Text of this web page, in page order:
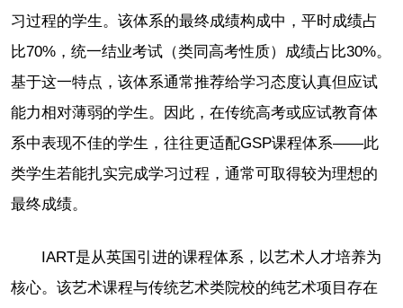
习过程的学生。该体系的最终成绩构成中，平时成绩占
比70%，统一结业考试（类同高考性质）成绩占比30%。
基于这一特点，该体系通常推荐给学习态度认真但应试
能力相对薄弱的学生。因此，在传统高考或应试教育体
系中表现不佳的学生，往往更适配GSP课程体系——此
类学生若能扎实完成学习过程，通常可取得较为理想的
最终成绩。
IART是从英国引进的课程体系，以艺术人才培养为
核心。该艺术课程与传统艺术类院校的纯艺术项目存在